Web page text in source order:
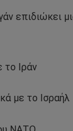
επιδιώκει
το Ιράν
με το Ισραήλ